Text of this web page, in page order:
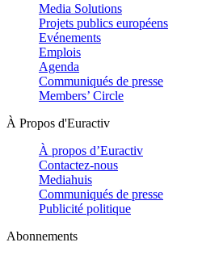
Media Solutions
Projets publics européens
Evénements
Emplois
Agenda
Communiqués de presse
Members’ Circle
À Propos d'Euractiv
À propos d’Euractiv
Contactez-nous
Mediahuis
Communiqués de presse
Publicité politique
Abonnements